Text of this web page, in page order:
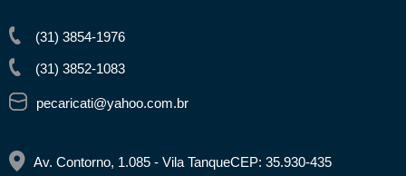
(31) 3854-1976
(31) 3852-1083
pecaricati@yahoo.com.br
Av. Contorno, 1.085 - Vila TanqueCEP: 35.930-435